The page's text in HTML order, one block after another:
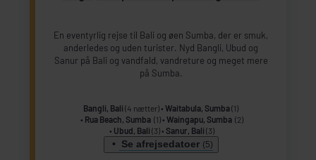
En eventyrlig rejse til Bali og øen Sumba, der er smuk,
anderledes og uden turister. Nyd Bangli, Ubud og
Sanur på Bali og vandfald, vandreture og meget mere
på Sumba.
Bangli, Bali (4 nætter) Waitabula, Sumba(1)
Rua Beach, Sumba (1) Waingapu, Sumba (2)
Ubud, Bali (3) Sanur, Bali (3)
Se afrejsedatoer (5)